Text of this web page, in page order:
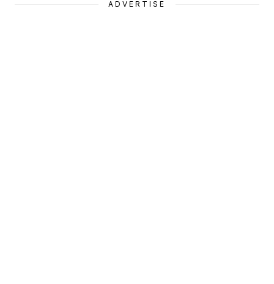
ADVERTISE